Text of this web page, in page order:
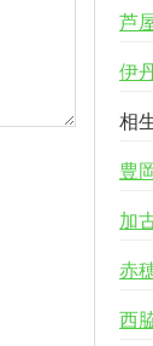
芦
伊
相
豊
加
赤
西